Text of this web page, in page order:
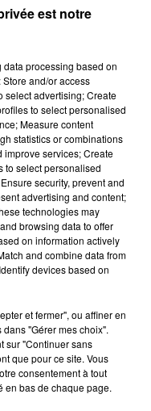
Voir plus
Gourmand 2026
vos entrées
de nos
- Gagnez
famille au cœur
: inscrivez-
est notre
processing based on
and/or access
select advertising; Create
to select personalised
Measure content
statistics or combinations
improve services; Create
to select personalised
security, prevent and
advertising and content;
technologies may
browsing data to offer
on information actively
and combine data from
devices based on
et fermer", ou affiner en
"Gérer mes choix".
sur "Continuer sans
que pour ce site. Vous
consentement à tout
en bas de chaque page.